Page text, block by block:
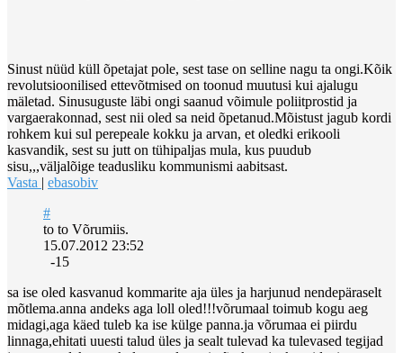
Sinust nüüd küll õpetajat pole, sest tase on selline nagu ta ongi.Kõik
revolutsioonilised ettevõtmised on toonud muutusi kui ajalugu
mäletad. Sinusuguste läbi ongi saanud võimule poliitprostid ja
vargaerakonnad, sest nii oled sa neid õpetanud.Mõistust jagub kordi
rohkem kui sul perepeale kokku ja arvan, et oledki erikooli
kasvandik, sest su jutt on tühipaljas mula, kus puudub
sisu,,,väljalõige teadusliku kommunismi aabitsast.
Vasta | ebasobiv
#
to to Võrumiis.
15.07.2012 23:52
-15
sa ise oled kasvanud kommarite aja üles ja harjunud nendepäraselt
mõtlema.anna andeks aga loll oled!!!võrumaal toimub kogu aeg
midagi,aga käed tuleb ka ise külge panna.ja võrumaa ei piirdu
linnaga,ehitati uuesti talud üles ja sealt tulevad ka tulevased tegijad